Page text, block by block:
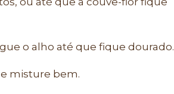
o alho até que fique dourado.
misture bem.